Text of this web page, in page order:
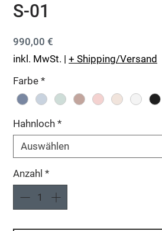
S-01
990,00 €
inkl. MwSt. | + Shipping/Versand
Farbe *
Hahnloch *
Auswählen
Anzahl *